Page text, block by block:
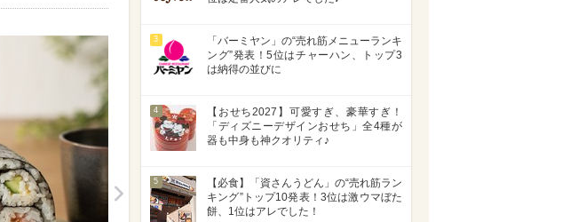
>
3
「バーミヤン」の“売れ筋メニューランキ
ング”発表！5位はチャーハン、トップ3
は納得の並びに
4
【おせち2027】可愛すぎ、豪華すぎ！
「ディズニーデザインおせち」全4種が
器も中身も神クオリティ♪
5
【必食】「資さんうどん」の“売れ筋ラン
キング”トップ10発表！3位は激ウマぼた
餅、1位はアレでした！